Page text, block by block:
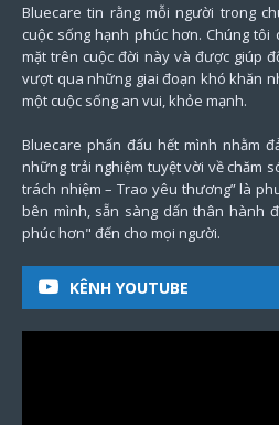
Bluecare tin rằng mỗi người trong
cuộc sống hạnh phúc hơn. Chúng tôi
mặt trên cuộc đời này và được giúp
vượt qua những giai đoạn khó khăn
một cuộc sống an vui, khỏe mạnh.
Bluecare phấn đấu hết mình nhằm
những trải nghiệm tuyệt vời về chăm
trách nhiệm – Trao yêu thương” là
bên mình, sẵn sàng dấn thân hành
phúc hơn" đến cho mọi người.
KÊNH YOUTUBE